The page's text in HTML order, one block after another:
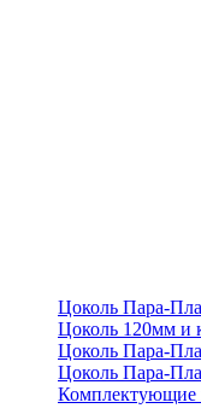
Цоколь Пара-
Цоколь 120мм и
Цоколь Пара-
Цоколь Пара-
Комплектующие